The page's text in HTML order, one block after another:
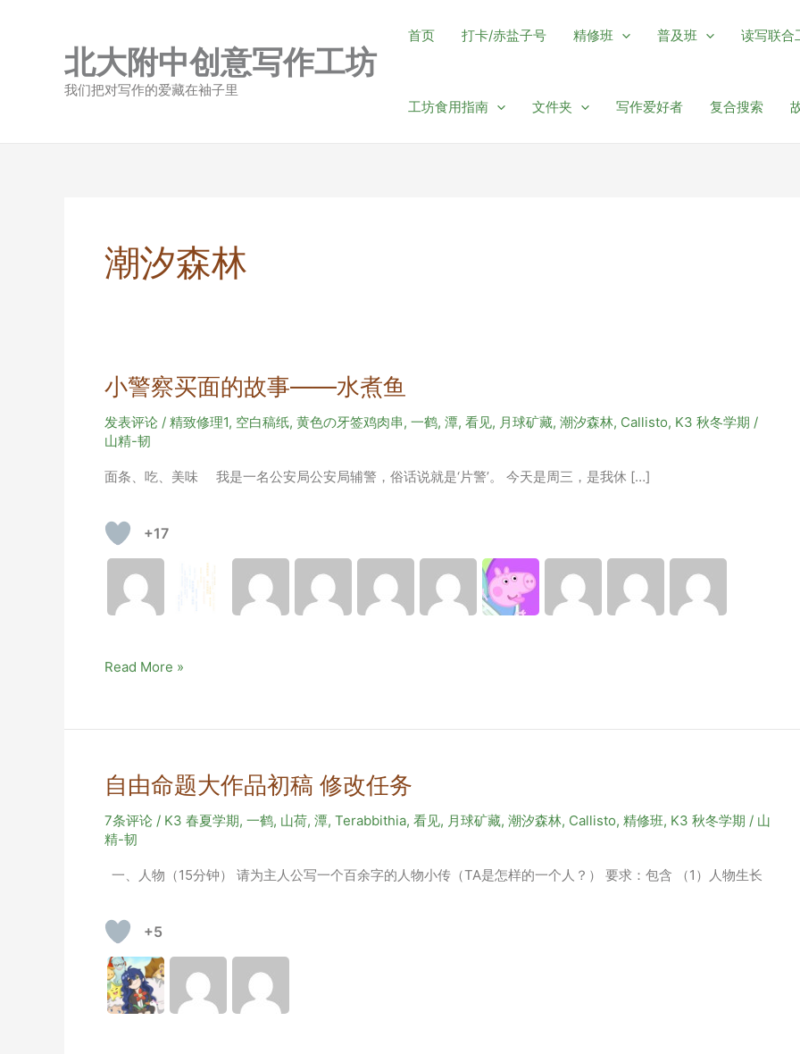
北大附中创意写作工坊
我们把对写作的爱藏在袖子里
首页 打卡/赤盐子号 精修班 普及班 读写联合
工坊食用指南 文件夹 写作爱好者 复合搜索
潮汐森林
小警察买面的故事——水煮鱼
发表评论 / 精致修理1, 空白稿纸, 黄色の牙签鸡肉串, 一鹤, 潭, 看见, 月球矿藏, 潮汐森林, Callisto, K3 秋冬学期 /
山精-韧
面条、吃、美味 我是一名公安局公安局辅警，俗话说就是‘片警’。 今天是周三，是我休 […]
+17
小
买
的
故
事
——
煮
Read More »
自由命题大作品初稿 修改任务
7条评论 / K3 春夏学期, 一鹤, 山荷, 潭, Terabbithia, 看见, 月球矿藏, 潮汐森林, Callisto, 精修班, K3 秋冬学期 / 山
精-韧
一、人物（15分钟） 请为主人公写一个百余字的人物小传（TA是怎样的一个人？） 要求：包含 （1）人物生长
+5